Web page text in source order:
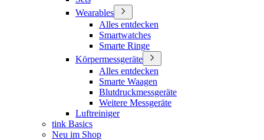
Wearables
Alles entdecken
Smartwatches
Smarte Ringe
Körpermessgeräte
Alles entdecken
Smarte Waagen
Blutdruckmessgeräte
Weitere Messgeräte
Luftreiniger
tink Basics
Neu im Shop